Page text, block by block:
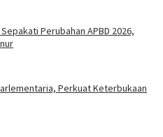
Perubahan APBD 2026,
Perkuat Keterbukaan